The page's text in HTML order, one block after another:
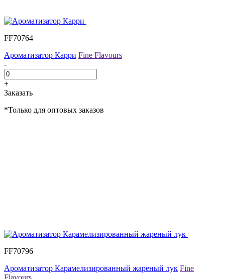
FF70764
Ароматизатор Карри Fine Flavours
-
+
Заказать
*Только для оптовых заказов
FF70796
Ароматизатор Карамелизированный жареный лук Fine
Flavours